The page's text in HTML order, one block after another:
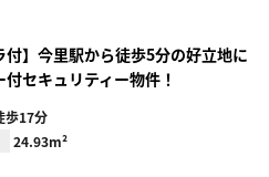
付】今里駅から徒歩5分の好立地に
セキュリティー物件！
歩17分
24.93m²